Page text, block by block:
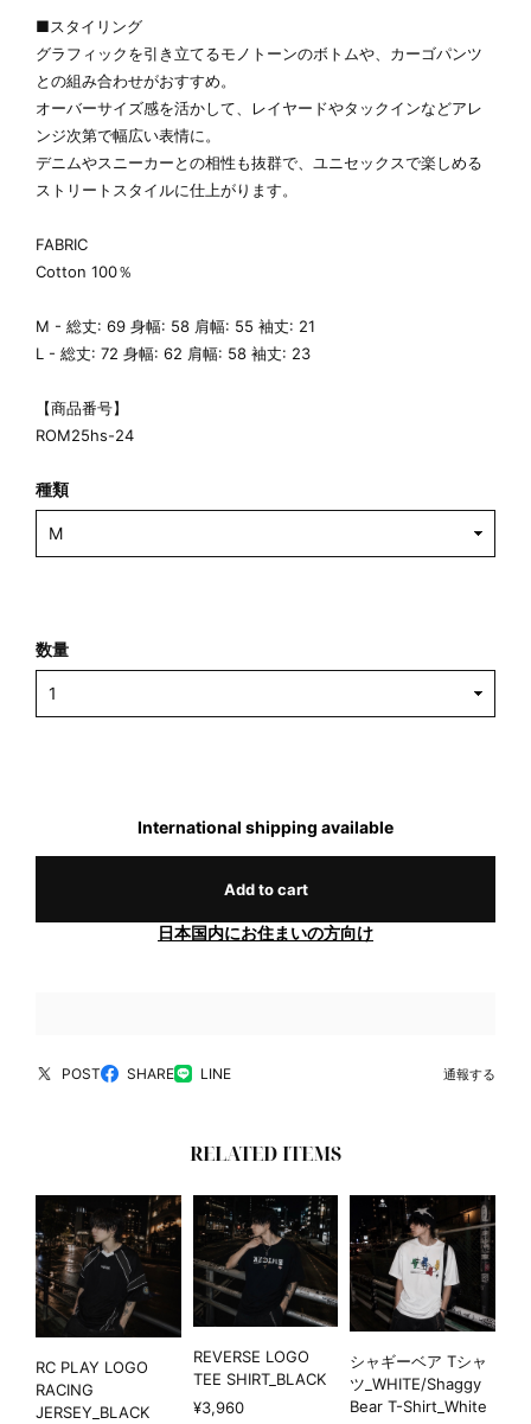
■スタイリング
グラフィックを引き立てるモノトーンのボトムや、カーゴパンツ
との組み合わせがおすすめ。
オーバーサイズ感を活かして、レイヤードやタックインなどアレ
ンジ次第で幅広い表情に。
デニムやスニーカーとの相性も抜群で、ユニセックスで楽しめる
ストリートスタイルに仕上がります。
FABRIC
Cotton 100％
M - 総丈: 69 身幅: 58 肩幅: 55 袖丈: 21
L - 総丈: 72 身幅: 62 肩幅: 58 袖丈: 23
【商品番号】
ROM25hs-24
種類
数量
International shipping available
Add to cart
日本国内にお住まいの方向け
POST SHARE LINE 通報する
RELATED ITEMS
RC PLAY LOGO
RACING
JERSEY_BLACK
REVERSE LOGO
TEE SHIRT_BLACK
¥3,960
シャギーベア Tシャ
ツ_WHITE/Shaggy
Bear T-Shirt_White